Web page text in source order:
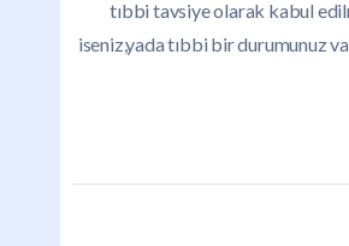
tıbbi tavsiye olarak kabul
iseniz,yada tıbbi bir durumunuz